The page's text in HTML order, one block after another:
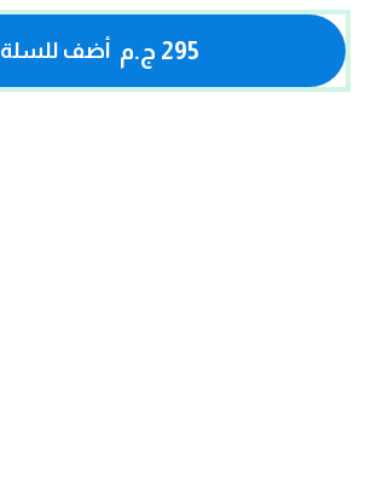
295 ج.م أضف للسلة